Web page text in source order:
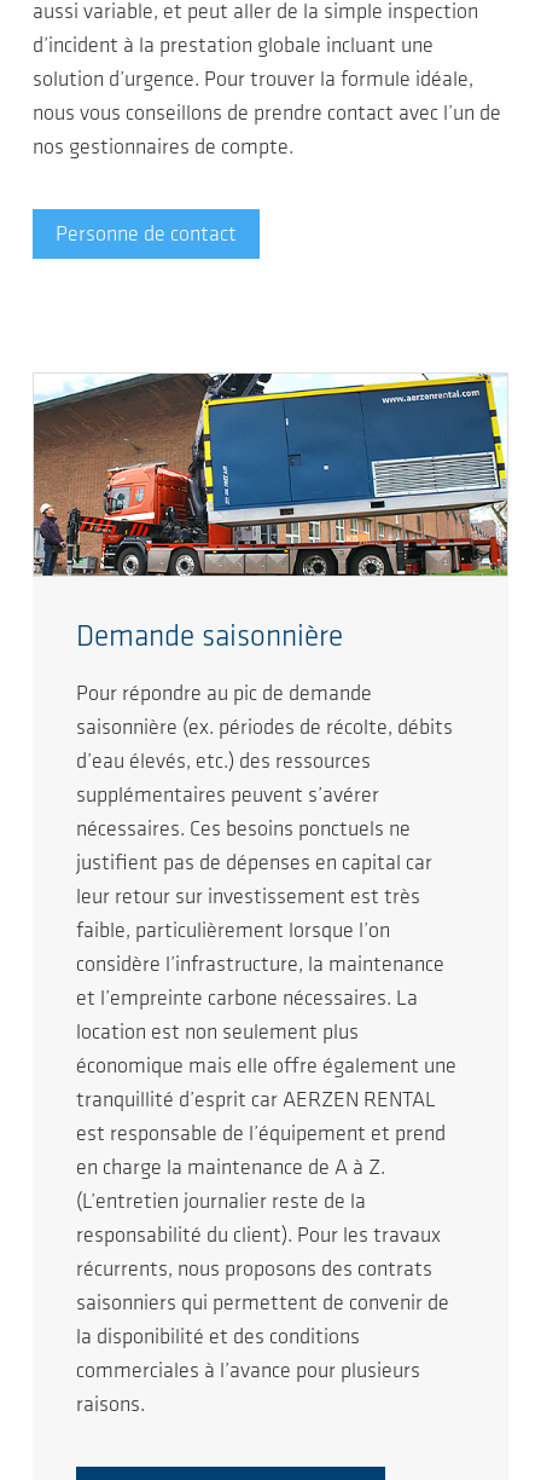
aussi variable, et peut aller de la simple inspection
d’incident à la prestation globale incluant une
solution d’urgence. Pour trouver la formule idéale,
nous vous conseillons de prendre contact avec l’un de
nos gestionnaires de compte.
Personne de contact
Demande saisonnière
Pour répondre au pic de demande
saisonnière (ex. périodes de récolte, débits
d’eau élevés, etc.) des ressources
supplémentaires peuvent s’avérer
nécessaires. Ces besoins ponctuels ne
justifient pas de dépenses en capital car
leur retour sur investissement est très
faible, particulièrement lorsque l’on
considère l’infrastructure, la maintenance
et l’empreinte carbone nécessaires. La
location est non seulement plus
économique mais elle offre également une
tranquillité d’esprit car AERZEN RENTAL
est responsable de l’équipement et prend
en charge la maintenance de A à Z.
(L’entretien journalier reste de la
responsabilité du client). Pour les travaux
récurrents, nous proposons des contrats
saisonniers qui permettent de convenir de
la disponibilité et des conditions
commerciales à l’avance pour plusieurs
raisons.